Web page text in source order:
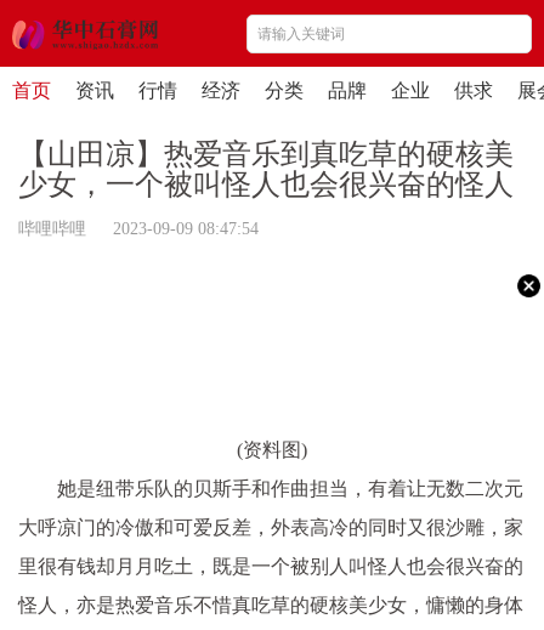
首页 资讯 行情 经济 分类 品牌 企业 供求 展
【山田凉】热爱音乐到真吃草的硬核美
少女，一个被叫怪人也会很兴奋的怪人
哔哩哔哩 2023-09-09 08:47:54
(资料图)
她是纽带乐队的贝斯手和作曲担当，有着让无数二次元
大呼凉门的冷傲和可爱反差，外表高冷的同时又很沙雕，家
里很有钱却月月吃土，既是一个被别人叫怪人也会很兴奋的
怪人，亦是热爱音乐不惜真吃草的硬核美少女，慵懒的身体